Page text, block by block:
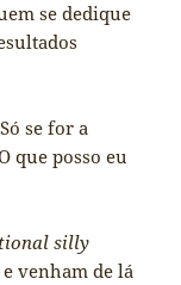
se dedique
se for a
que posso eu
silly
venham de lá